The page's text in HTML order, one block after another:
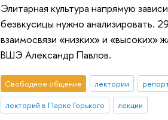
Элитарная культура напрямую
безвкусицы нужно анализировать.
взаимосвязи «низких» и «высоких»
ВШЭ Александр Павлов.
Свободное общение лектории
лекторий в Парке Горького
лекции